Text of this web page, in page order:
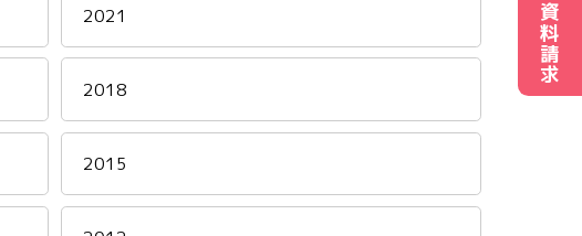
資料請求
2021
2018
2015